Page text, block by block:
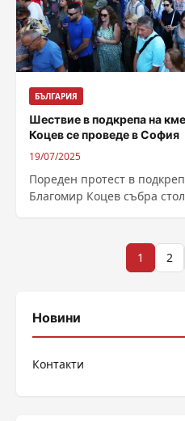
БЪЛГАРИЯ
Шествие в подкрепа на
Коцев се проведе в София
19/07/2025
Пореден протест в
Благомир Коцев събра
публикациите
1 2
Новини
Контакти